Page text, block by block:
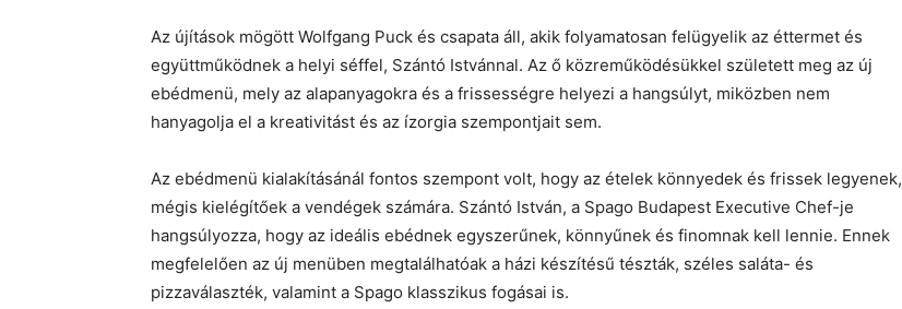
Az újítások mögött Wolfgang Puck és csapata áll, akik folyamatosan felügyelik az éttermet és
együttműködnek a helyi séffel, Szántó Istvánnal. Az ő közreműködésükkel született meg az új
ebédmenü, mely az alapanyagokra és a frissességre helyezi a hangsúlyt, miközben nem
hanyagolja el a kreativitást és az ízorgia szempontjait sem.
Az ebédmenü kialakításánál fontos szempont volt, hogy az ételek könnyedek és frissek legyenek,
mégis kielégítőek a vendégek számára. Szántó István, a Spago Budapest Executive Chef-je
hangsúlyozza, hogy az ideális ebédnek egyszerűnek, könnyűnek és finomnak kell lennie. Ennek
megfelelően az új menüben megtalálhatóak a házi készítésű tészták, széles saláta- és
pizzaválaszték, valamint a Spago klasszikus fogásai is.